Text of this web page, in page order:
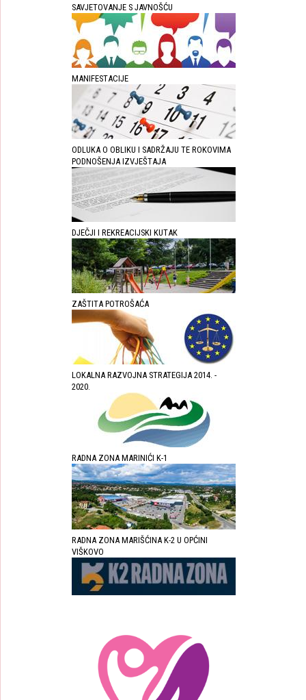
SAVJETOVANJE S JAVNOŠĆU
MANIFESTACIJE
ODLUKA O OBLIKU I SADRŽAJU TE ROKOVIMA
PODNOŠENJA IZVJEŠTAJA
DJEČJI I REKREACIJSKI KUTAK
ZAŠTITA POTROŠAĆA
LOKALNA RAZVOJNA STRATEGIJA 2014. -
2020.
RADNA ZONA MARINIĆI K-1
RADNA ZONA MARIŠĆINA K-2 U OPĆINI
VIŠKOVO